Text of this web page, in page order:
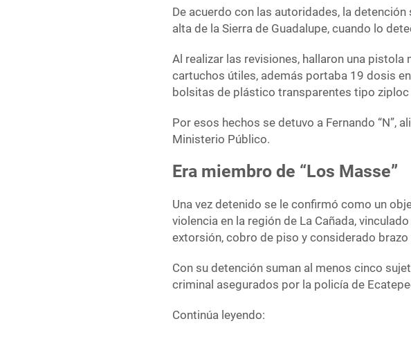
De acuerdo con las autoridades, la
alta de la Sierra de Guadalupe, cuando lo
Al realizar las revisiones, hallaron una pistola
cartuchos útiles, además portaba 19 dosis
bolsitas de plástico transparentes tipo
Por esos hechos se detuvo a Fernando “N”,
Ministerio Público.
Era miembro de “Los Masse”
Una vez detenido se le confirmó como un
violencia en la región de La Cañada,
extorsión, cobro de piso y considerado
Con su detención suman al menos cinco
criminal asegurados por la policía de
Continúa leyendo: